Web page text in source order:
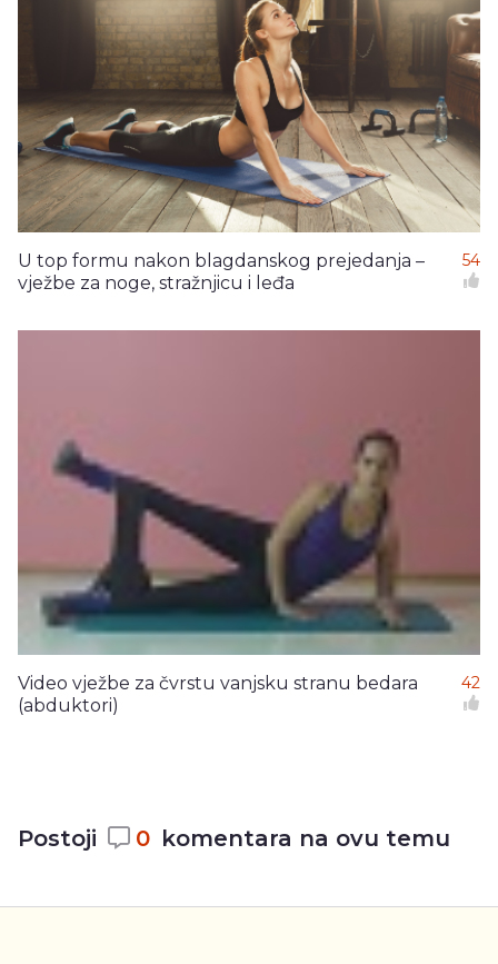
U top formu nakon blagdanskog prejedanja –
vježbe za noge, stražnjicu i leđa
54
Video vježbe za čvrstu vanjsku stranu bedara
(abduktori)
42
Postoji 0 komentara na ovu temu